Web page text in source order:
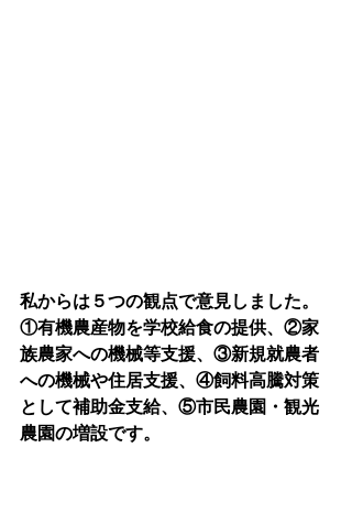
私からは５つの観点で意見しました。
①有機農産物を学校給食の提供、②家
族農家への機械等支援、③新規就農者
への機械や住居支援、④飼料高騰対策
として補助金支給、⑤市民農園・観光
農園の増設です。